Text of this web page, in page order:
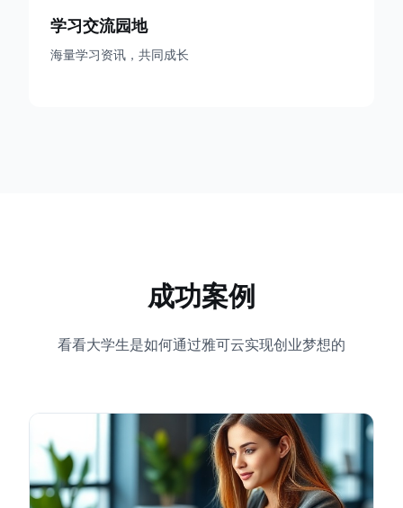
学习交流园地
海量学习资讯，共同成长
成功案例
看看大学生是如何通过雅可云实现创业梦想的